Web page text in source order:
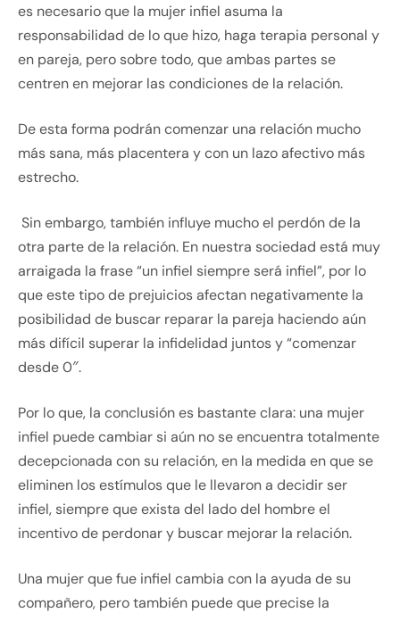
es necesario que la mujer infiel asuma la
responsabilidad de lo que hizo, haga terapia personal y
en pareja, pero sobre todo, que ambas partes se
centren en mejorar las condiciones de la relación.
De esta forma podrán comenzar una relación mucho
más sana, más placentera y con un lazo afectivo más
estrecho.
Sin embargo, también influye mucho el perdón de la
otra parte de la relación. En nuestra sociedad está muy
arraigada la frase “un infiel siempre será infiel”, por lo
que este tipo de prejuicios afectan negativamente la
posibilidad de buscar reparar la pareja haciendo aún
más difícil superar la infidelidad juntos y “comenzar
desde 0″.
Por lo que, la conclusión es bastante clara: una mujer
infiel puede cambiar si aún no se encuentra totalmente
decepcionada con su relación, en la medida en que se
eliminen los estímulos que le llevaron a decidir ser
infiel, siempre que exista del lado del hombre el
incentivo de perdonar y buscar mejorar la relación.
Una mujer que fue infiel cambia con la ayuda de su
compañero, pero también puede que precise la